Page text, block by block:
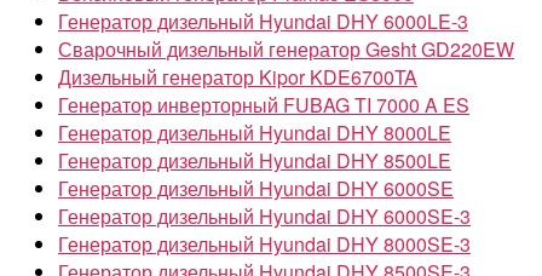
Генератор дизельный Hyundai DHY 6000LE-3
Сварочный дизельный генератор Gesht GD220EW
Дизельный генератор Kipor KDE6700TA
Генератор инверторный FUBAG TI 7000 A ES
Генератор дизельный Hyundai DHY 8000LE
Генератор дизельный Hyundai DHY 8500LE
Генератор дизельный Hyundai DHY 6000SE
Генератор дизельный Hyundai DHY 6000SE-3
Генератор дизельный Hyundai DHY 8000SE-3